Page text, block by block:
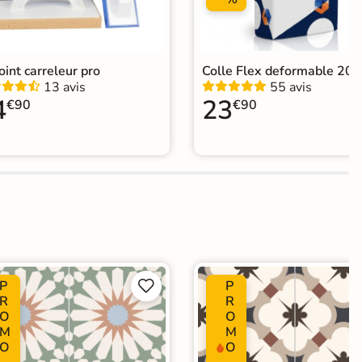
carreleur pro
13 avis
€90
Colle Flex deformable
55 avis
23€90
P
R
O
M
O


P
R
O
M
O